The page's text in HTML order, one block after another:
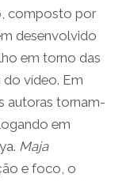
composto por
desenvolvido
em torno das
vídeo. Em
autoras tornam-
em
Maja
e foco, o